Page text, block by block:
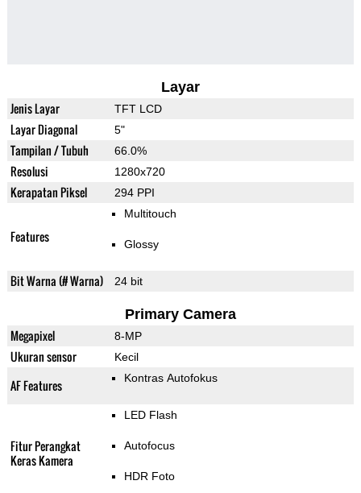
Layar
Jenis Layar TFT LCD
Layar Diagonal 5"
Tampilan / Tubuh 66.0%
Resolusi 1280x720
Kerapatan Piksel 294 PPI
Features
Multitouch
Glossy
Bit Warna (# Warna) 24 bit
Primary Camera
Megapixel 8-MP
Ukuran sensor Kecil
AF Features Kontras Autofokus
Fitur Perangkat
Keras Kamera
LED Flash
Autofocus
HDR Foto